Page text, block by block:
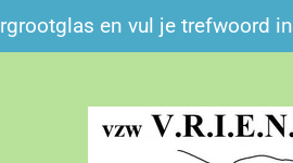
en vul je trefwoord